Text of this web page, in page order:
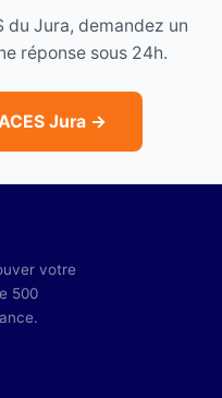
du Jura, demandez un
réponse sous 24h.
Jura →
votre
500